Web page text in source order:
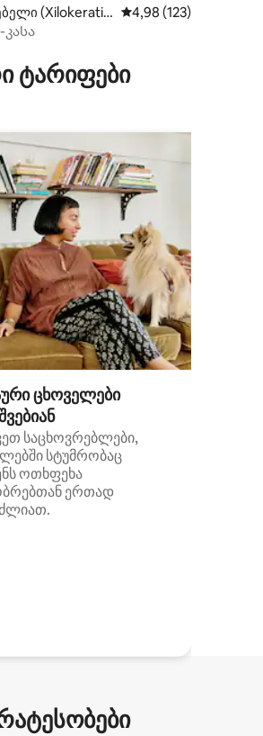
(Xilokeratid საშუალო შეფასებაა
4,98 (123)
ტარიფები
ცხოველები
საცხოვრებლები,
სტუმრობაც
ოთხფეხა
ერთად